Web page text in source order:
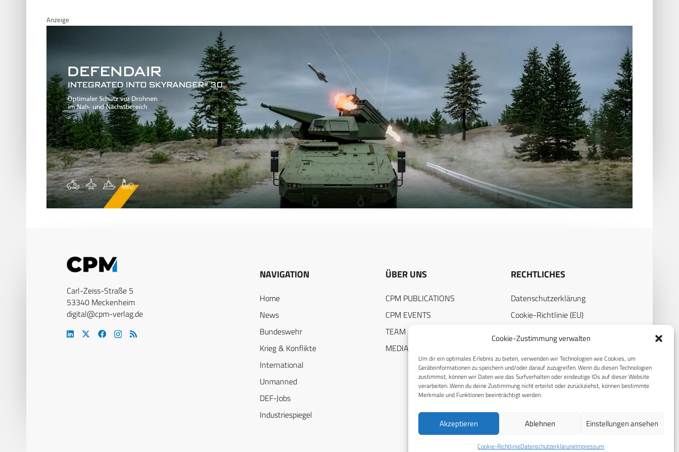
Cookie-Zustimmung verwalten
Um dir ein optimales Erlebnis zu bieten, verwenden wir Technologien wie Cookies, um
Geräteinformationen zu speichern und/oder darauf zuzugreifen. Wenn du diesen Technologien
zustimmst, können wir Daten wie das Surfverhalten oder eindeutige IDs auf dieser Website
verarbeiten. Wenn du deine Zustimmung nicht erteilst oder zurückziehst, können bestimmte
Merkmale und Funktionen beeinträchtigt werden.
Akzeptieren Ablehnen Einstellungen ansehen
Cookie-RichtlinieDatenschutzerklärungImpressum
Anzeige
Carl-Zeiss-Straße 5
53340 Meckenheim
digital@cpm-verlag.de
NAVIGATION
Home
News
Bundeswehr
Krieg & Konflikte
International
Unmanned
DEF-Jobs
Industriespiegel
ÜBER UNS
CPM PUBLICATIONS
CPM EVENTS
TEAM
MEDIADATEN
RECHTLICHES
Datenschutzerklärung
Cookie-Richtlinie (EU)
Impressum
© 2026 CPM GmbH – Alle Rechte vorbehalten